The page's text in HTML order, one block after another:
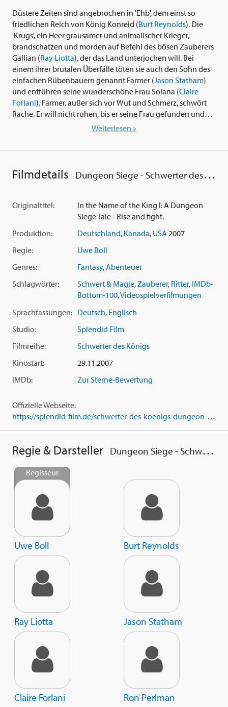
Düstere Zeiten sind angebrochen in 'Ehb', dem einst so
friedlichen Reich von König Konreid (Burt Reynolds). Die
'Krugs', ein Heer grausamer und animalischer Krieger,
brandschatzen und morden auf Befehl des bösen Zauberers
Gallian (Ray Liotta), der das Land unterjochen will. Bei
einem ihrer brutalen Überfälle töten sie auch den Sohn des
einfachen Rübenbauern genannt Farmer (Jason Statham)
und entführen seine wunderschöne Frau Solana (Claire
Forlani). Farmer, außer sich vor Wut und Schmerz, schwört
Rache. Er will nicht ruhen, bis er seine Frau gefunden und
den Tod seines Sohnes gesühnt hat. Mit seinem Freund
Großmagiers Merick (John Rhys-Davies), der als Einziger
lebensgefährliche Odysse - nicht ahnend, welch großes
Schicksal ihn erwartet...
Der deutsche FilmemacherUwe Bolllegt mit seinem
Fantasy-Abenteuerspektakel 'Dungeon Siege - Schwerter
Karriere vor, eine mitreißende Adaption des Videospiels
'Dungeon Siege'.Das hochkarätige Staraufgebot garantiert
'Transporter' und 'Crank'),Leelee Sobieski
'Eyes Wide Shut'),
John Rhys-Davies('Der Herr der Ringe'),
('Hellboy'),Claire Forlani('Rendezvous mit Joe
Maschinen'),Matthew Lillard('Scream', 'Scooby-Doo'),
Liotta('GoodFellas'), Hollywood-Legende
sowie Supermodel Eva Padbergin einer Gastrolle brillieren
in dieser 60 Millionen Dollar Produktion.
Weiterlesen »
Filmdetails Dungeon Siege - Schwerter des Königs
Originaltitel:
In the Name of the King I: A Dungeon
Siege Tale - Rise and fight.
Produktion:
Deutschland, Kanada, USA 2007
Regie:
Uwe Boll
Genres:
Fantasy,Abenteuer
Schlagwörter:
Schwert & Magie,Zauberer, Ritter, IMDb-
Bottom-100,Videospielverfilmungen
Sprachfassungen: Deutsch, Englisch
Studio:
Splendid Film
Filmreihe:
Schwerter des Königs
Kinostart:
29.11.2007
IMDb:
Zur Sterne-Bewertung
Offizielle Webseite:
https://splendid-film.de/schwerter-des-koenigs-dungeon-siege-special-edition
Regie & Darsteller Dungeon Siege - Schwerter des Königs
Regisseur
Uwe Boll Burt Reynolds
Ray Liotta Jason Statham
Claire Forlani Ron Perlman